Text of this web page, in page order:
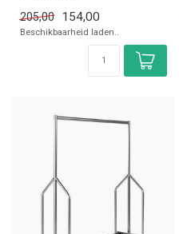
✓ 230 Volt
205,00 154,00
Beschikbaarheid laden..